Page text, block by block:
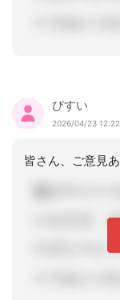
びすい
2026/04/23 12:22